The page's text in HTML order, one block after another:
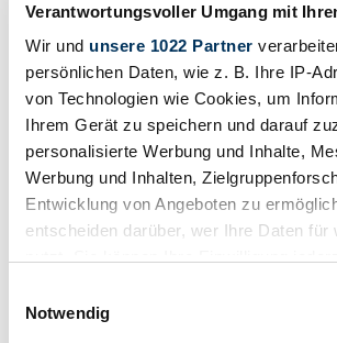
Verantwortungsvoller Umgang mit
Wir und unsere 1022 Partner
persönlichen Daten, wie z. B. Ihre IP-
von Technologien wie Cookies, um
Ihrem Gerät zu speichern und darauf
personalisierte Werbung und Inhalte,
Werbung und Inhalten,
Entwicklung von Angeboten zu
entscheiden darüber, wer Ihre Daten für
Trigger Symbol ändern oder widerrufen
Notwendig